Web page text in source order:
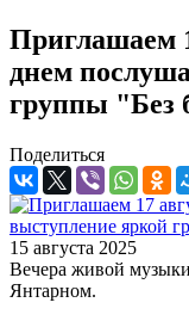
Приглашаем
днем
группы "Без
Поделиться
15 августа 2025
Вечера живой
Янтарном.